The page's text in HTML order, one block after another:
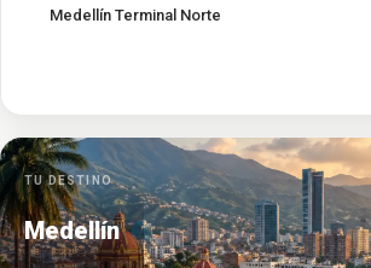
Medellín Terminal Norte
TU DESTINO
Medellín